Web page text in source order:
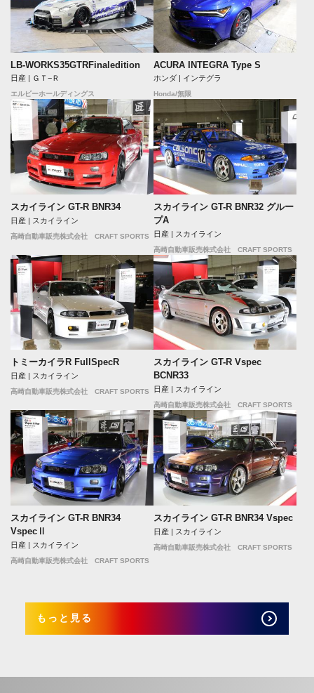
LB-WORKS35GTRFinaledition
日産 | ＧＴ−Ｒ
エルビーホールディングス
ACURA INTEGRA Type S
ホンダ | インテグラ
Honda/無限
スカイライン GT-R BNR34
日産 | スカイライン
高崎自動車販売株式会社 CRAFT SPORTS
スカイライン GT-R BNR32 グルー
プA
日産 | スカイライン
高崎自動車販売株式会社 CRAFT SPORTS
トミーカイラR FullSpecR
日産 | スカイライン
高崎自動車販売株式会社 CRAFT SPORTS
スカイライン GT-R Vspec
BCNR33
日産 | スカイライン
高崎自動車販売株式会社 CRAFT SPORTS
スカイライン GT-R BNR34
VspecⅡ
日産 | スカイライン
高崎自動車販売株式会社 CRAFT SPORTS
スカイライン GT-R BNR34 Vspec
日産 | スカイライン
高崎自動車販売株式会社 CRAFT SPORTS
もっと見る